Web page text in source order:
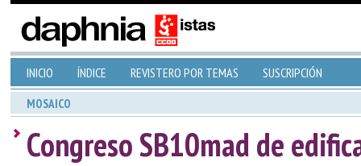
INICIO ÍNDICE REVISTERO POR TEMAS SUSCRIPCIÓN
MOSAICO
Congreso SB10mad de